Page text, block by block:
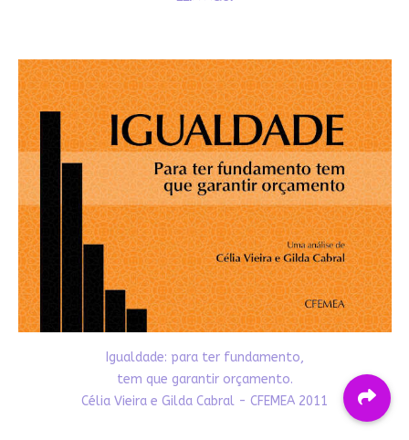
Igualdade: para ter fundamento,
tem que garantir orçamento.
Célia Vieira e Gilda Cabral - CFEMEA 2011